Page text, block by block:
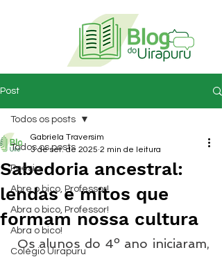
Post
Todos os posts
Poesia
Abre o bico, Professor!
Abra o bico, Professor!
Abra o bico!
Colégio Uirapuru
Todos os posts
Sabedoria ancestral:
lendas e mitos que
formam nossa cultura
Gabriela Traversim
3 de set. de 2025 2 min de leitura
Os alunos do 4º ano iniciaram,